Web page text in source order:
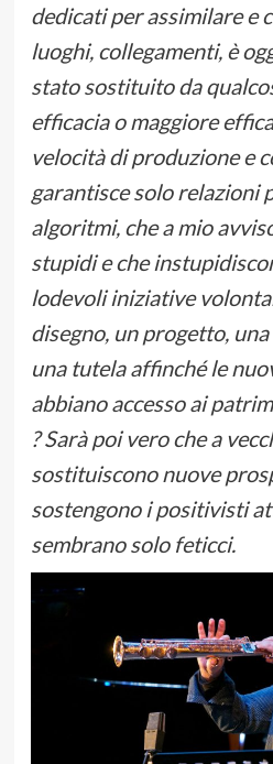
dedicati per assimilare e
luoghi, collegamenti, è
stato sostituito da
efficacia o maggiore
velocità di produzione e
garantisce solo relazioni
algoritmi, che a mio
stupidi e che
lodevoli iniziative
disegno, un progetto,
una tutela affinché le
abbiano accesso ai
? Sarà poi vero che a
sostituiscono nuove
sostengono i positivisti
sembrano solo feticci.